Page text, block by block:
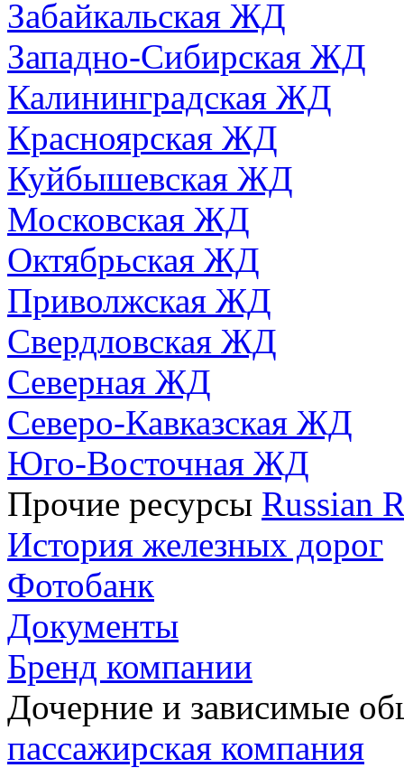
Забайкальская ЖД
Западно-Сибирская ЖД
Калининградская ЖД
Красноярская ЖД
Куйбышевская ЖД
Московская ЖД
Октябрьская ЖД
Приволжская ЖД
Свердловская ЖД
Северная ЖД
Северо-Кавказская ЖД
Юго-Восточная ЖД
Прочие ресурсы Russian
История железных дорог
Фотобанк
Документы
Бренд компании
Дочерние и зависимые
пассажирская компания